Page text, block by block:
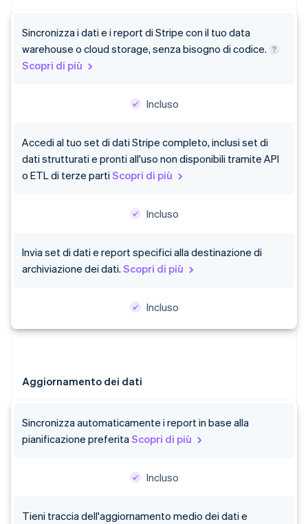
Sincronizza i dati e i report di Stripe con il tuo data
warehouse o cloud storage, senza bisogno di codice.
Scopri di più
Incluso
Accedi al tuo set di dati Stripe completo, inclusi set di
dati strutturati e pronti all'uso non disponibili tramite API
o ETL di terze partiScopri di più
Incluso
Invia set di dati e report specifici alla destinazione di
archiviazione dei dati. Scopri di più
Incluso
Aggiornamento dei dati
Sincronizza automaticamente i report in base alla
pianificazione preferitaScopri di più
Incluso
Tieni traccia dell'aggiornamento medio dei dati e